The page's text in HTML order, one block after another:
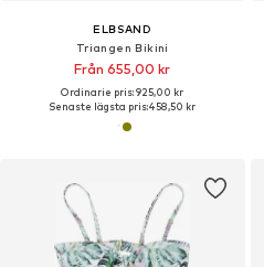
ELBSAND
Triangen Bikini
Från 655,00 kr
Ordinarie pris: 925,00 kr
Senaste lägsta pris:458,50 kr